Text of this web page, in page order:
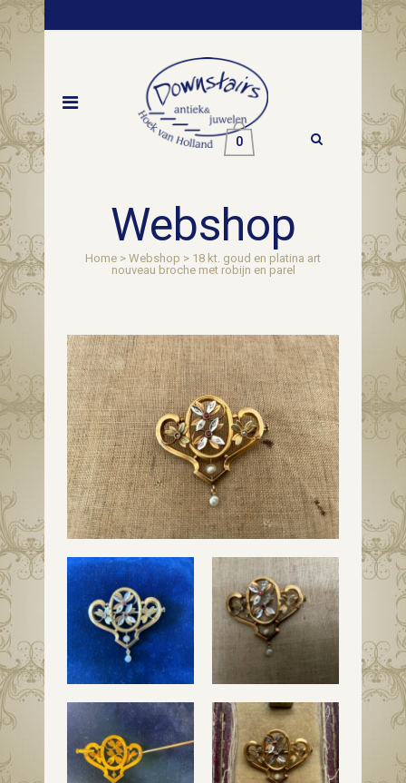
0
Webshop
Home > Webshop > 18 kt. goud en platina art
nouveau broche met robijn en parel